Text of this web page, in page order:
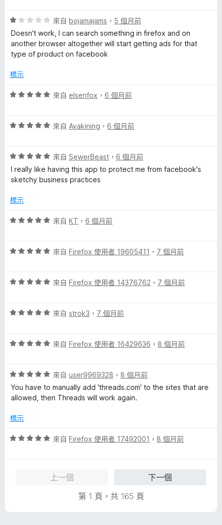
分
，
滿
分
分
評
價
1
分
滿
5
來自 bojamajams ， 5 個月前
Doesn't work, I can search something in firefox and on
another browser altogether will start getting ads for that
type of product on facebook
標示
評
分
分
5
分
來自 elsenfox ， 6 個月前
評
分
，
滿
5
來自 Avakining ， 6 個月前
評
價
5
，
分
來自 SewerBeast ， 6 個月前
I really like having this app to protect me from facebook's
sketchy business practices
標示
評
分
分
來自 KT ， 6 個月前
評
分
分
來自 Firefox 使用者 19605411 ， 7 個月前
評
分
分
來自 Firefox 使用者 14376762 ， 7 個月前
評
分
分
5
分
來自 strok3 ， 7 個月前
評
分
，
滿
5
來自 Firefox 使用者 16429636 ， 8 個月前
評
價
5
，
分
來自 user9969328 ， 8 個月前
You have to manually add 'threads.com' to the sites that are
allowed, then Threads will work again.
標示
評
來自 Firefox 使用者 17492001 ， 8 個月前
上一個
下一個
第 1 頁，共 165 頁